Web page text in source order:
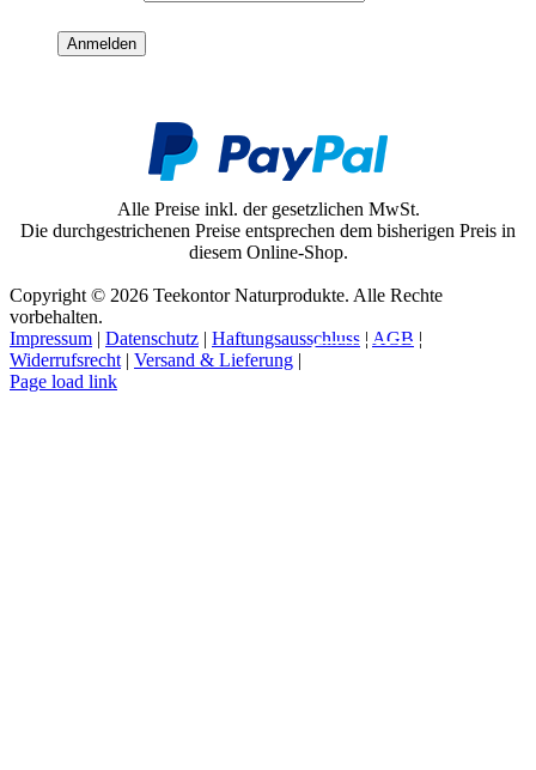
Alle Preise inkl. der gesetzlichen MwSt.
Die durchgestrichenen Preise entsprechen dem bisherigen Preis in
diesem Online-Shop.
Copyright © 2026 Teekontor Naturprodukte. Alle Rechte
vorbehalten.
Impressum | Datenschutz | Haftungsausschluss | AGB |
Widerrufsrecht | Versand & Lieferung |
Page load link